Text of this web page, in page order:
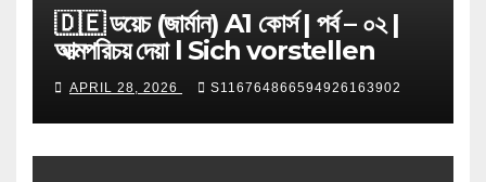
🇩🇪 ডয়েচ (জার্মান) A1 কোর্স | পর্ব – ০২ |
আত্মপরিচয় দেয়া l Sich vorstellen
APRIL 28, 2026 S116764866594926163902